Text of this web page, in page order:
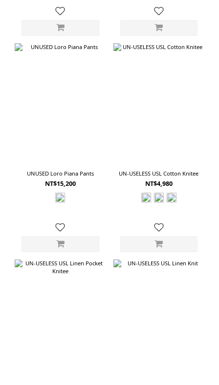
UNUSED Loro Piana Pants
NT$15,200
UN-USELESS USL Cotton Knitee
NT$4,980